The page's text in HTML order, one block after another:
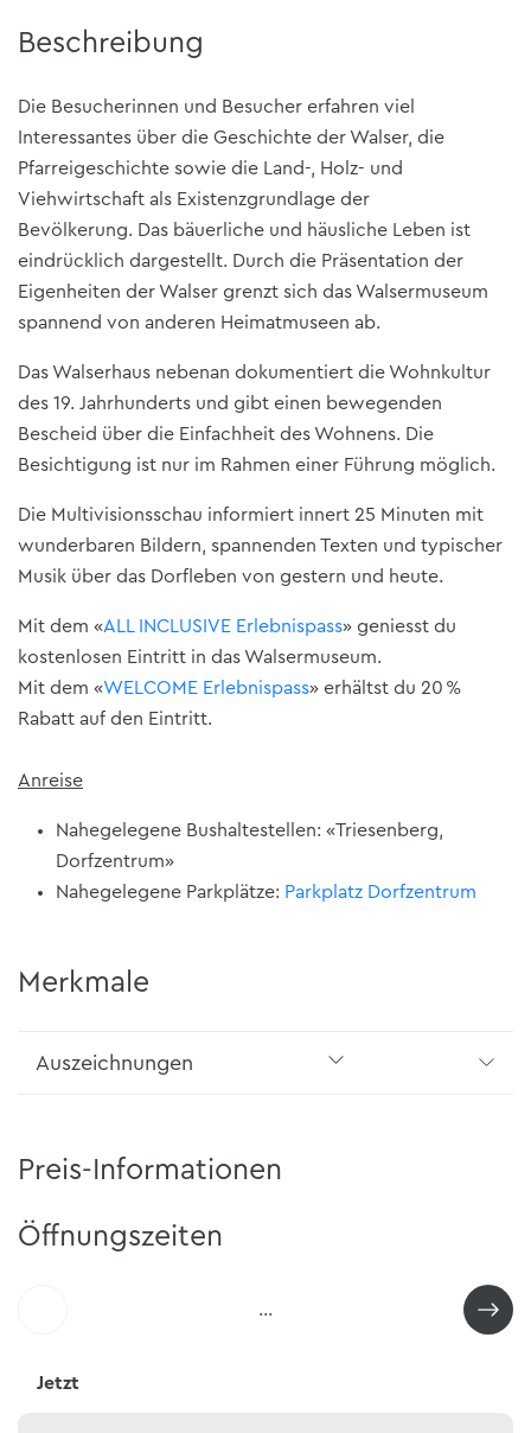
Beschreibung
Die Besucherinnen und Besucher erfahren viel
Interessantes über die Geschichte der Walser, die
Pfarreigeschichte sowie die Land-, Holz- und
Viehwirtschaft als Existenzgrundlage der
Bevölkerung. Das bäuerliche und häusliche Leben ist
eindrücklich dargestellt. Durch die Präsentation der
Eigenheiten der Walser grenzt sich das Walsermuseum
spannend von anderen Heimatmuseen ab.
Das Walserhaus nebenan dokumentiert die Wohnkultur
des 19. Jahrhunderts und gibt einen bewegenden
Bescheid über die Einfachheit des Wohnens. Die
Besichtigung ist nur im Rahmen einer Führung möglich.
Die Multivisionsschau informiert innert 25 Minuten mit
wunderbaren Bildern, spannenden Texten und typischer
Musik über das Dorfleben von gestern und heute.
Mit dem «ALL INCLUSIVE Erlebnispass» geniesst du
kostenlosen Eintritt in das Walsermuseum.
Mit dem «WELCOME Erlebnispass» erhältst du 20 %
Rabatt auf den Eintritt.
Anreise
Nahegelegene Bushaltestellen: «Triesenberg,
Dorfzentrum»
Nahegelegene Parkplätze: Parkplatz Dorfzentrum
Merkmale
Auszeichnungen
Preis-Informationen
Öffnungszeiten
…
Jetzt